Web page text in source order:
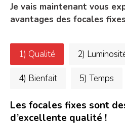
Je vais maintenant vous
avantages des focales
1) Qualité 2)
4) Bienfait 5) Temps
Les focales fixes sont
d’excellente qualité !